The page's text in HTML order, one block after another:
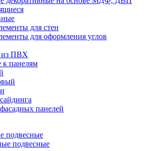
для стен
для оформления углов
из ПВХ
панелям
панелей
подвесные
подвесные